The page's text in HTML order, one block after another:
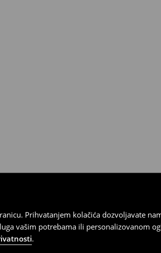
Prihvatanjem kolačića dozvoljavate
vašim potrebama ili personalizovanom
.